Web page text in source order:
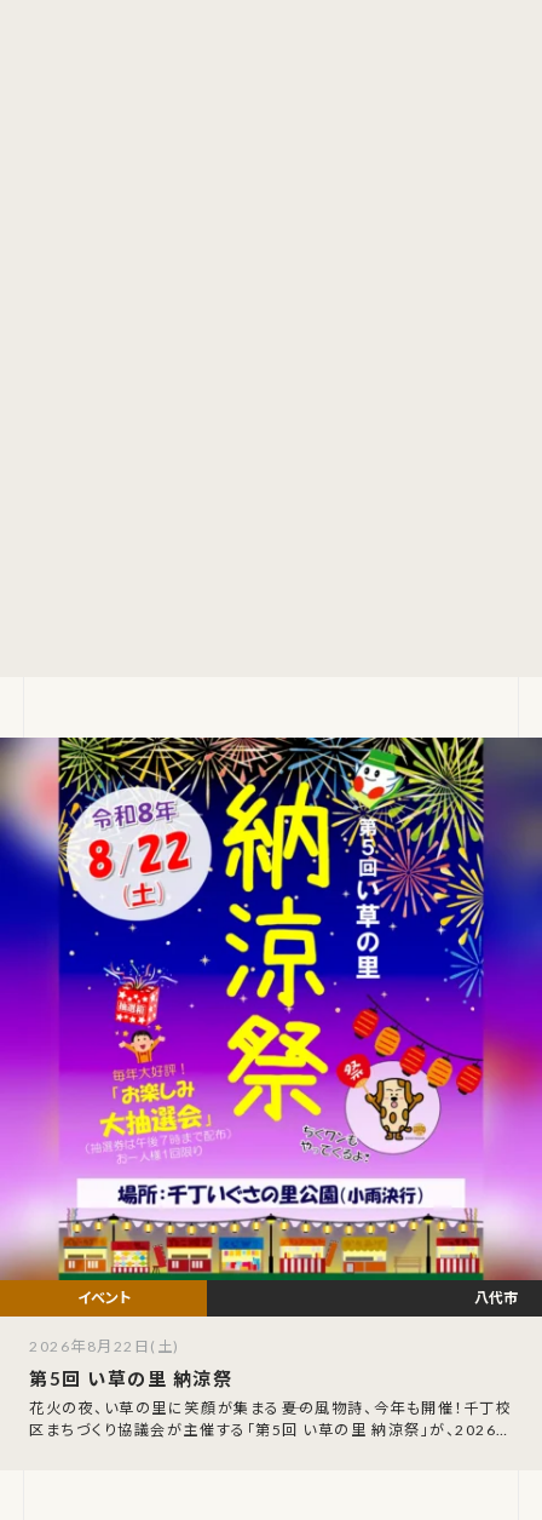
第5回 い草の里 納涼祭
花火の夜、い草の里に笑顔が集まる――夏の風物詩、今年も開催！千丁校
区まちづくり協議会が主催する「第5回 い草の里 納涼祭」が、2026年
八代市
2026年8月22日(土)